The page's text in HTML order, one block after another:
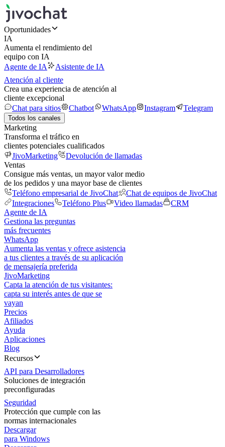
Oportunidades
IA
Aumenta el rendimiento del
equipo con IA
Agente de IA
Asistente de IA
Atención al cliente
Crea una experiencia de atención al
cliente excepcional
Chat para sitios
Chatbot WhatsApp Instagram Telegram
Todos los canales
Marketing
Transforma el tráfico en
clientes potenciales cualificados
JivoMarketing
Devolución de llamadas
Ventas
Consigue más ventas, un mayor valor medio
de los pedidos y una mayor base de clientes
Teléfono empresarial de JivoChat
Chat de equipos de JivoChat
Integraciones
Teléfono Plus Video llamadas
CRM
Agente de IA
Gestiona las preguntas
más frecuentes
WhatsApp
Aumenta las ventas y ofrece asistencia
a tus clientes a través de su aplicación
de mensajería preferida
JivoMarketing
Capta la atención de tus visitantes:
capta su interés antes de que se
vayan
Precios
Afiliados
Ayuda
Aplicaciones
Blog
Recursos
API para Desarrolladores
Soluciones de integración
preconfiguradas
Seguridad
Protección que cumple con las
normas internacionales
Descargar
para Windows